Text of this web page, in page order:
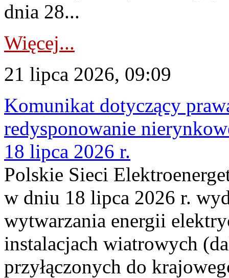
dnia 28...
Więcej...
21 lipca 2026, 09:09
Komunikat dotyczący
redysponowanie
18 lipca 2026 r.
Polskie Sieci
w dniu 18 lipca 2026 r.
wytwarzania energii
instalacjach wiatrowych
przyłączonych do